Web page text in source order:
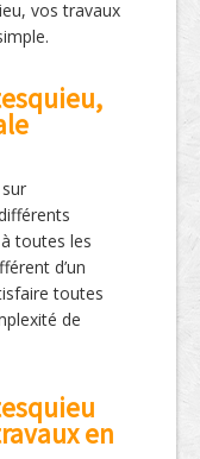
vos travaux
toutes les
d’un
toutes
de
en